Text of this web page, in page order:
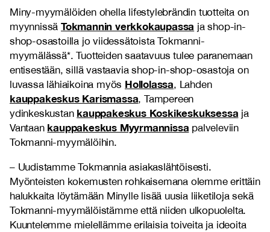
Miny-myymälöiden ohella lifestylebrändin tuotteita on
myynnissäTokmannin verkkokaupassa ja shop-in-
shop-osastoilla jo viidessätoista Tokmanni-
myymälässä*. Tuotteiden saatavuus tulee paranemaan
entisestään, sillä vastaavia shop-in-shop-osastoja on
luvassa lähiaikoina myös Hollolassa, Lahden
kauppakeskus Karismassa, Tampereen
ydinkeskustan kauppakeskus Koskikeskuksessa ja
Vantaan kauppakeskus Myyrmannissa palveleviin
Tokmanni-myymälöihin.
– Uudistamme Tokmannia asiakaslähtöisesti.
Myönteisten kokemusten rohkaisemana olemme erittäin
halukkaita löytämään Minylle lisää uusia liiketiloja sekä
Tokmanni-myymälöistämme että niiden ulkopuolelta.
Kuuntelemme mielellämme erilaisia toiveita ja ideoita